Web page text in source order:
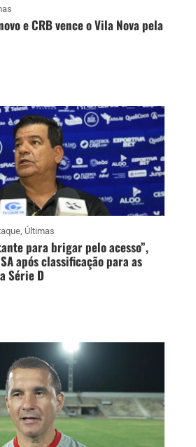
e CRB vence o Vila Nova pela
, Últimas
para brigar pelo acesso”,
após classificação para as
Série D